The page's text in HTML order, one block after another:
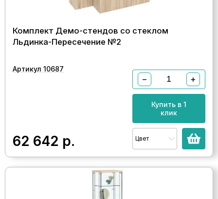
Комплект Демо-стендов со стеклом
Льдинка-Пересечение №2
Артикул 10687
62 642 р.
− +
Купить в 1
клик
Цвет